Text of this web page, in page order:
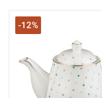
-12%